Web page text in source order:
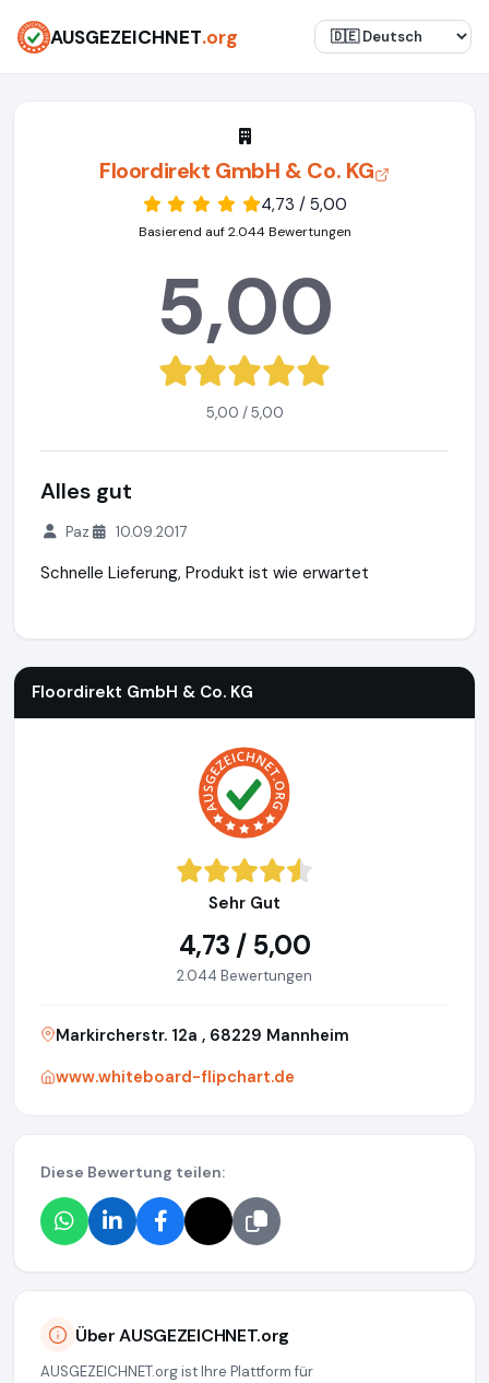
AUSGEZEICHNET.org
Floordirekt GmbH & Co. KG
4,73 / 5,00
Basierend auf 2.044 Bewertungen
5,00
5,00 / 5,00
Alles gut
Paz 10.09.2017
Schnelle Lieferung, Produkt ist wie erwartet
Floordirekt GmbH & Co. KG
Sehr Gut
4,73 / 5,00
2.044 Bewertungen
Markircherstr. 12a , 68229 Mannheim
www.whiteboard-flipchart.de
Diese Bewertung teilen:
Über AUSGEZEICHNET.org
AUSGEZEICHNET.org ist Ihre Plattform für